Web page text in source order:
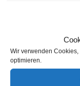
Wir verwenden
optimieren.